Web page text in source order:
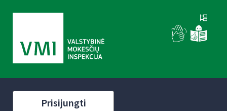
Prisijungti